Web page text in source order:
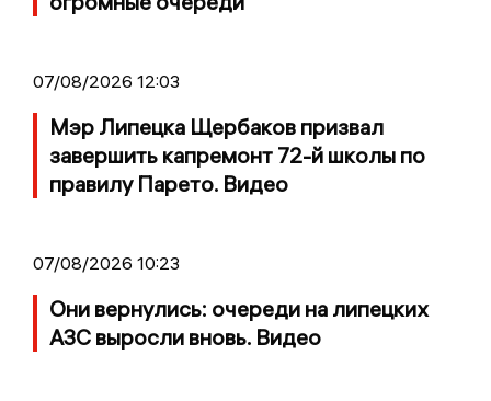
07/08/2026 12:03
Мэр Липецка Щербаков призвал
завершить капремонт 72-й школы по
правилу Парето. Видео
07/08/2026 10:23
Они вернулись: очереди на липецких
АЗС выросли вновь. Видео